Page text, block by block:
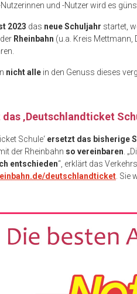
und -Nutzer wird es
2023 das neue Schuljahr startet,
Rheinbahn (u.a. Kreis
nicht alle in den Genuss dieses
‚Deutschlandticket
Schule‘ ersetzt das bisherige
der Rheinbahn so vereinbaren .
entschieden“, erklärt das
deutschlandticket . Sie